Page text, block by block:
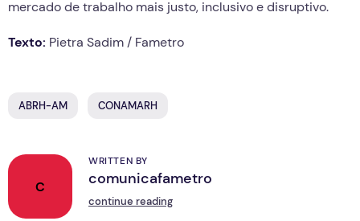
mercado de trabalho mais justo, inclusivo e disruptivo.
Texto: Pietra Sadim / Fametro
ABRH-AM CONAMARH
C
WRITTEN BY
comunicafametro
continue reading